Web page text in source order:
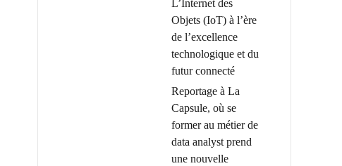
L’Internet des
Objets (IoT) à l’ère
de l’excellence
technologique et du
futur connecté
Reportage à La
Capsule, où se
former au métier de
data analyst prend
une nouvelle